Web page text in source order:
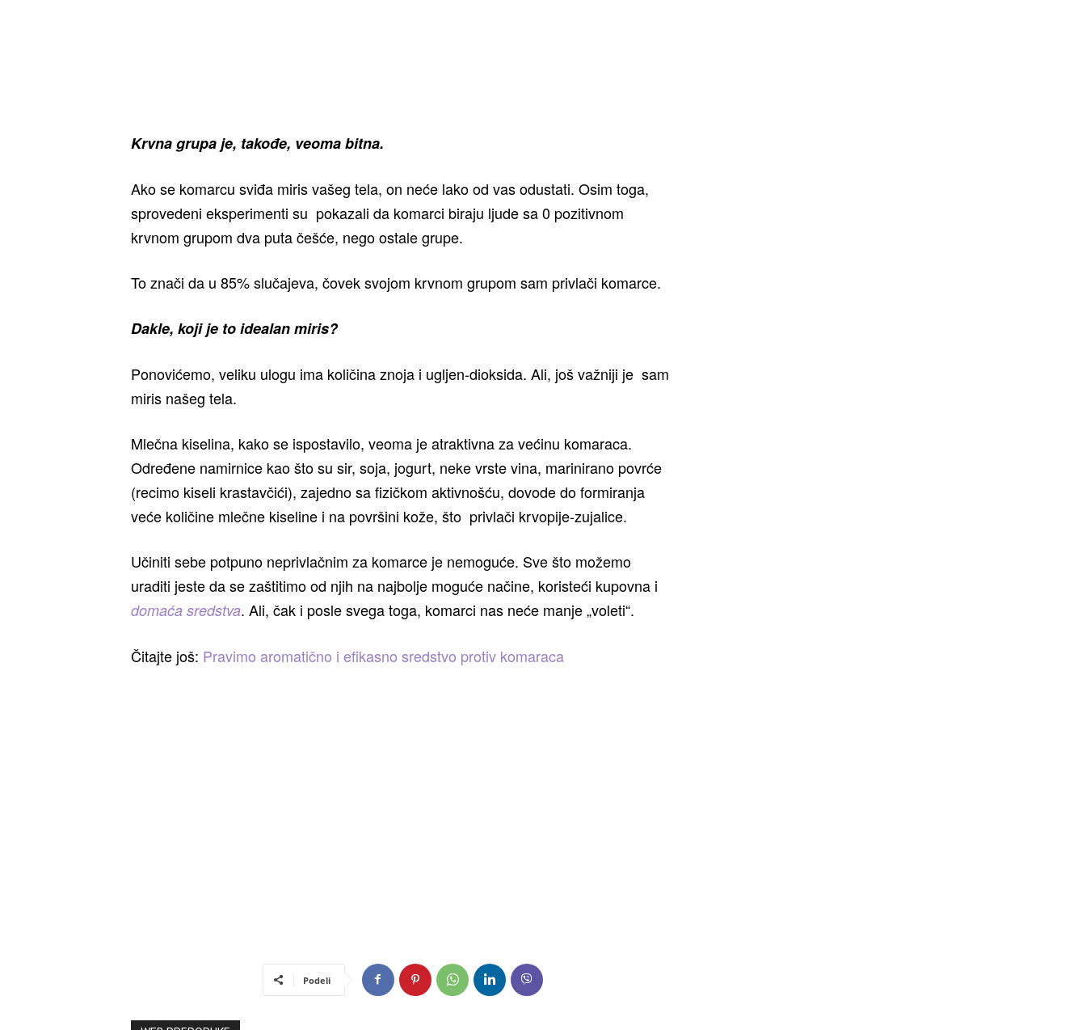
Krvna grupa je, takođe, veoma bitna.
Ako se komarcu sviđa miris vašeg tela, on neće lako od vas odustati. Osim toga,
sprovedeni eksperimenti su pokazali da komarci biraju ljude sa 0 pozitivnom
krvnom grupom dva puta češće, nego ostale grupe.
To znači da u 85% slučajeva, čovek svojom krvnom grupom sam privlači komarce.
Dakle, koji je to idealan miris?
Ponovićemo, veliku ulogu ima količina znoja i ugljen-dioksida. Ali, još važniji je sam
miris našeg tela.
Mlečna kiselina, kako se ispostavilo, veoma je atraktivna za većinu komaraca.
Određene namirnice kao što su sir, soja, jogurt, neke vrste vina, marinirano povrće
(recimo kiseli krastavčići), zajedno sa fizičkom aktivnošću, dovode do formiranja
veće količine mlečne kiseline i na površini kože, što privlači krvopije-zujalice.
Učiniti sebe potpuno neprivlačnim za komarce je nemoguće. Sve što možemo
uraditi jeste da se zaštitimo od njih na najbolje moguće načine, koristeći kupovna i
domaća sredstva. Ali, čak i posle svega toga, komarci nas neće manje „voleti“.
Čitajte još: Pravimo aromatično i efikasno sredstvo protiv komaraca
Podeli